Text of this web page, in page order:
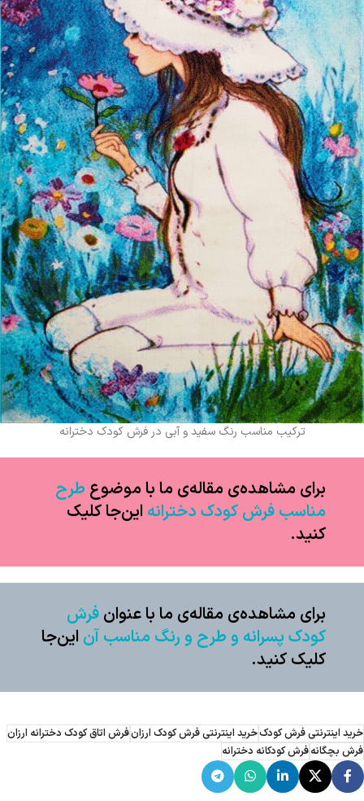
ترکیب مناسب رنگ سفید و آبی در فرش کودک دخترانه
برای مشاهده‌ی مقاله‌ی ما با موضوع طرح
مناسب فرش کودک دخترانه این‌جا کلیک
کنید.
برای مشاهده‌ی مقاله‌ی ما با عنوانفرش
کودک پسرانه و طرح و رنگ مناسب آن این‌جا
کلیک کنید.
خرید اینترنتی فرش کودکخرید اینترنتی فرش کودک ارزانفرش اتاق کودک دخترانه ارزان
فرش بچگانهفرش کودکانه دخترانه